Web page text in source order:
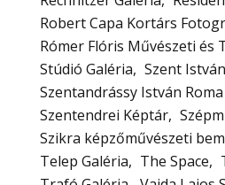
Robert Capa Kortárs
Rómer Flóris Művészeti és
Stúdió Galéria
Szent
Szentandrássy István
Szentendrei Képtár
Szikra képzőművészeti
Telep Galéria
The Space